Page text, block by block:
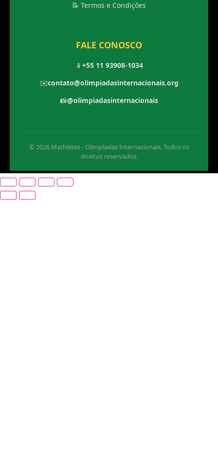
📝 Termos e Condições
FALE CONOSCO
📱 +55 11 93908-1034
✉️contato@olimpiadasinternacionais.org
📸@olimpiadasinternacionais
© 2026 Mathletes - Olimpíadas Internacionais. Todos os
direitos reservados.